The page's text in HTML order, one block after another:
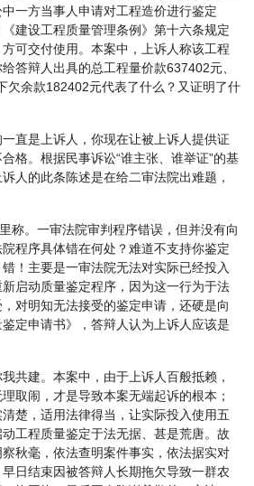
一方当事人申请对工程造价进行鉴定
建设工程质量管理条例》第十六条规定
可交付使用。本案中，上诉人称该工程
答辩人出具的总工程量价款637402元、
欠余款182402元代表了什么？又证明了什
直是上诉人，你现在让被上诉人提供证
格。根据民事诉讼“谁主张、谁举证”的基
人的此条陈述是在给二审法院出难题，
称。一审法院审判程序错误，但并没有向
程序具体错在何处？难道不支持你鉴定
！主要是一审法院无法对实际已经投入
启动质量鉴定程序，因为这一行为于法
对明知无法接受的鉴定申请，还硬是向
定申请书》，答辩人认为上诉人应该是
共建。本案中，由于上诉人百般抵赖，
取闹，才是导致本案无端起诉的根本；
楚，适用法律得当，让实际投入使用五
工程质量鉴定于法无据、甚是荒唐。故
秋毫，依法查明案件事实，依法据实对
日结束因被答辩人长期拖欠导致一群农